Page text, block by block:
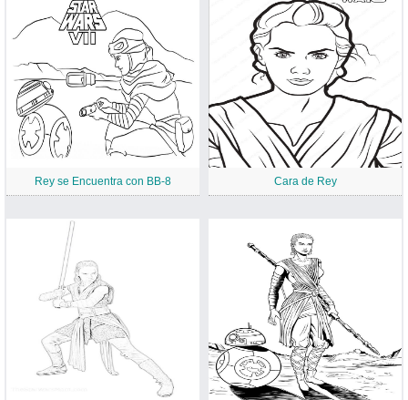
Rey se Encuentra con BB-8 Cara de Rey